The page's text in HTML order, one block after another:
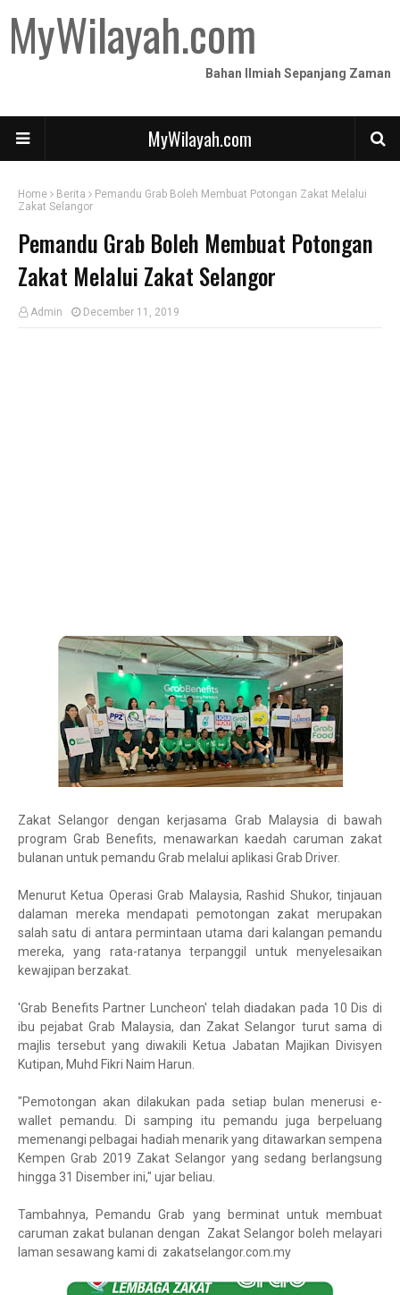
MyWilayah.com
Bahan Ilmiah Sepanjang Zaman
MyWilayah.com
Home Berita
Pemandu Grab Boleh Membuat Potongan Zakat Melalui
Zakat Selangor
Pemandu Grab Boleh Membuat Potongan
Zakat Melalui Zakat Selangor
Admin December 11, 2019
Zakat Selangor dengan kerjasama Grab Malaysia di bawah
program Grab Benefits, menawarkan kaedah caruman zakat
bulanan untuk pemandu Grab melalui aplikasi Grab Driver.
Menurut Ketua Operasi Grab Malaysia, Rashid Shukor, tinjauan
dalaman mereka mendapati pemotongan zakat merupakan
salah satu di antara permintaan utama dari kalangan pemandu
mereka, yang rata-ratanya terpanggil untuk menyelesaikan
kewajipan berzakat.
'Grab Benefits Partner Luncheon' telah diadakan pada 10 Dis di
ibu pejabat Grab Malaysia, dan Zakat Selangor turut sama di
majlis tersebut yang diwakili Ketua Jabatan Majikan Divisyen
Kutipan, Muhd Fikri Naim Harun.
"Pemotongan akan dilakukan pada setiap bulan menerusi e-
wallet pemandu. Di samping itu pemandu juga berpeluang
memenangi pelbagai hadiah menarik yang ditawarkan sempena
Kempen Grab 2019 Zakat Selangor yang sedang berlangsung
hingga 31 Disember ini," ujar beliau.
Tambahnya, Pemandu Grab yang berminat untuk membuat
caruman zakat bulanan dengan Zakat Selangor boleh melayari
laman sesawang kami di zakatselangor.com.my